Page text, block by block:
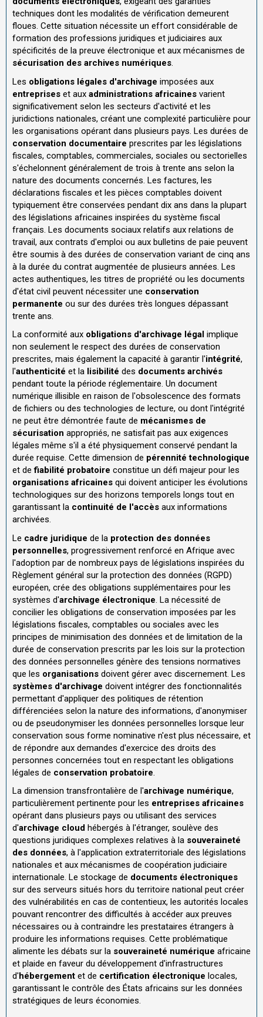
techniques dont les modalités de vérification demeurent
floues. Cette situation nécessite un effort considérable de
formation des professions juridiques et judiciaires aux
spécificités de la preuve électronique et aux mécanismes de
sécurisation des archives numériques.
Les obligations légales d'archivage imposées aux
entreprises et aux administrations africaines varient
significativement selon les secteurs d'activité et les
juridictions nationales, créant une complexité particulière pour
les organisations opérant dans plusieurs pays. Les durées de
conservation documentaire prescrites par les législations
fiscales, comptables, commerciales, sociales ou sectorielles
s'échelonnent généralement de trois à trente ans selon la
nature des documents concernés. Les factures, les
déclarations fiscales et les pièces comptables doivent
typiquement être conservées pendant dix ans dans la plupart
des législations africaines inspirées du système fiscal
français. Les documents sociaux relatifs aux relations de
travail, aux contrats d'emploi ou aux bulletins de paie peuvent
être soumis à des durées de conservation variant de cinq ans
à la durée du contrat augmentée de plusieurs années. Les
actes authentiques, les titres de propriété ou les documents
d'état civil peuvent nécessiter une conservation
permanente ou sur des durées très longues dépassant
trente ans.
La conformité aux obligations d'archivage légal implique
non seulement le respect des durées de conservation
prescrites, mais également la capacité à garantir l'intégrité,
l'authenticité et la lisibilité des documents archivés
pendant toute la période réglementaire. Un document
numérique illisible en raison de l'obsolescence des formats
de fichiers ou des technologies de lecture, ou dont l'intégrité
ne peut être démontrée faute de mécanismes de
sécurisation appropriés, ne satisfait pas aux exigences
légales même s'il a été physiquement conservé pendant la
durée requise. Cette dimension de pérennité technologique
et defiabilité probatoire constitue un défi majeur pour les
organisations africaines qui doivent anticiper les évolutions
technologiques sur des horizons temporels longs tout en
garantissant la continuité de l'accès aux informations
archivées.
Le cadre juridique de la protection des données
personnelles, progressivement renforcé en Afrique avec
l'adoption par de nombreux pays de législations inspirées du
Règlement général sur la protection des données (RGPD)
européen, crée des obligations supplémentaires pour les
systèmes d'archivage électronique. La nécessité de
concilier les obligations de conservation imposées par les
législations fiscales, comptables ou sociales avec les
principes de minimisation des données et de limitation de la
durée de conservation prescrits par les lois sur la protection
des données personnelles génère des tensions normatives
que les organisations doivent gérer avec discernement. Les
systèmes d'archivage doivent intégrer des fonctionnalités
permettant d'appliquer des politiques de rétention
différenciées selon la nature des informations, d'anonymiser
ou de pseudonymiser les données personnelles lorsque leur
conservation sous forme nominative n'est plus nécessaire, et
de répondre aux demandes d'exercice des droits des
personnes concernées tout en respectant les obligations
légales de conservation probatoire.
La dimension transfrontalière de l'archivage numérique,
particulièrement pertinente pour les entreprises africaines
opérant dans plusieurs pays ou utilisant des services
d'archivage cloud hébergés à l'étranger, soulève des
questions juridiques complexes relatives à la souveraineté
des données, à l'application extraterritoriale des législations
nationales et aux mécanismes de coopération judiciaire
internationale. Le stockage de documents électroniques
sur des serveurs situés hors du territoire national peut créer
des vulnérabilités en cas de contentieux, les autorités locales
pouvant rencontrer des difficultés à accéder aux preuves
nécessaires ou à contraindre les prestataires étrangers à
produire les informations requises. Cette problématique
alimente les débats sur la souveraineté numérique africaine
et plaide en faveur du développement d'infrastructures
d'hébergement et de certification électronique locales,
garantissant le contrôle des États africains sur les données
stratégiques de leurs économies.